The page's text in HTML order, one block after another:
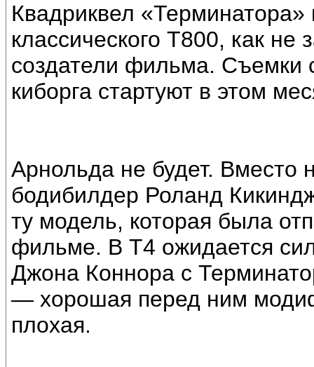
Квадриквел «Терминатора»
классического Т800, как не
создатели фильма. Съемки
киборга стартуют в этом
Арнольда не будет. Вместо
бодибилдер Роланд
ту модель, которая была
фильме. В Т4 ожидается
Джона Коннора с
— хорошая перед ним
плохая.